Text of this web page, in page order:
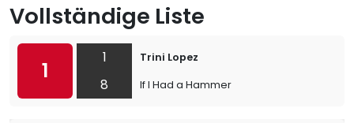
Vollständige Liste
1
1
8
Trini Lopez
If I Had a Hammer